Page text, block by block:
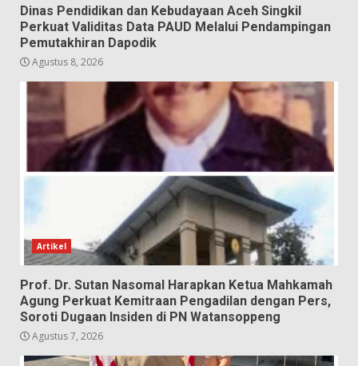
Dinas Pendidikan dan Kebudayaan Aceh Singkil
Perkuat Validitas Data PAUD Melalui Pendampingan
Pemutakhiran Dapodik
Agustus 8, 2026
Artikel
Prof. Dr. Sutan Nasomal Harapkan Ketua Mahkamah
Agung Perkuat Kemitraan Pengadilan dengan Pers,
Soroti Dugaan Insiden di PN Watansoppeng
Agustus 7, 2026